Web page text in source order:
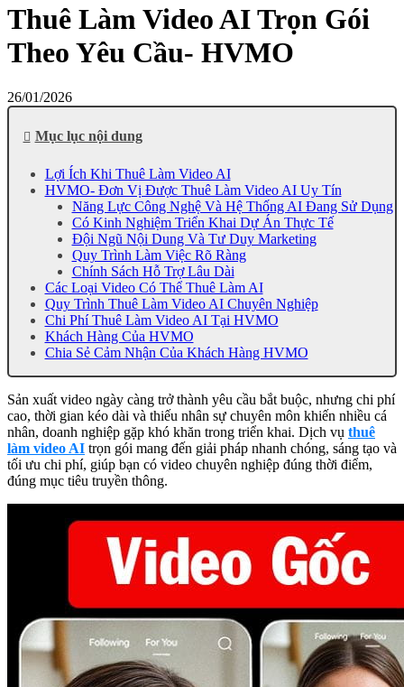
Thuê Làm Video AI Trọn Gói
Theo Yêu Cầu- HVMO
26/01/2026
Mục lục nội dung
Lợi Ích Khi Thuê Làm Video AI
HVMO- Đơn Vị Được Thuê Làm Video AI Uy Tín
Năng Lực Công Nghệ Và Hệ Thống AI Đang Sử Dụng
Có Kinh Nghiệm Triển Khai Dự Án Thực Tế
Đội Ngũ Nội Dung Và Tư Duy Marketing
Quy Trình Làm Việc Rõ Ràng
Chính Sách Hỗ Trợ Lâu Dài
Các Loại Video Có Thể Thuê Làm AI
Quy Trình Thuê Làm Video AI Chuyên Nghiệp
Chi Phí Thuê Làm Video AI Tại HVMO
Khách Hàng Của HVMO
Chia Sẻ Cảm Nhận Của Khách Hàng HVMO
Sản xuất video ngày càng trở thành yêu cầu bắt buộc, nhưng chi phí
cao, thời gian kéo dài và thiếu nhân sự chuyên môn khiến nhiều cá
nhân, doanh nghiệp gặp khó khăn trong triển khai. Dịch vụ thuê
làm video AI trọn gói mang đến giải pháp nhanh chóng, sáng tạo và
tối ưu chi phí, giúp bạn có video chuyên nghiệp đúng thời điểm,
đúng mục tiêu truyền thông.